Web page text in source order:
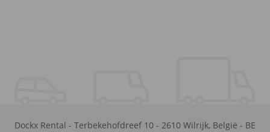
Dockx Rental - Terbekehofdreef 10 - 2610 Wilrijk, België - BE